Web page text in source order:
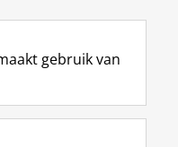
11:48
L
i
R
S
I
n
Y
o
gebruik van